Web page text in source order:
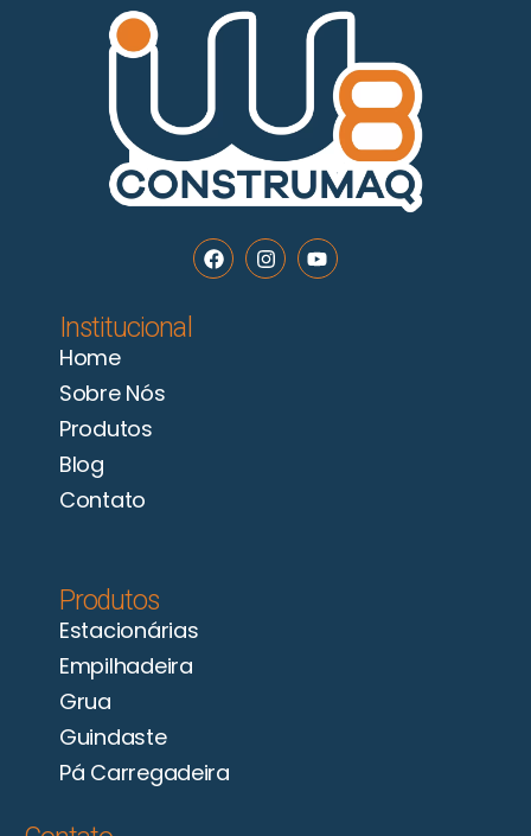
Institucional
Home
Sobre Nós
Produtos
Blog
Contato
Produtos
Estacionárias
Empilhadeira
Grua
Guindaste
Pá Carregadeira